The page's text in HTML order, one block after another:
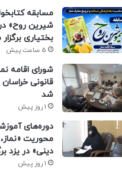
مسابقه
شیرین روح»
بختیاری
5 ساعت پیش
شورای اقامه
قانونی خراسان
شد
1 روز پیش
دوره‌های
محوریت
دینی» در یزد
1 روز پیش